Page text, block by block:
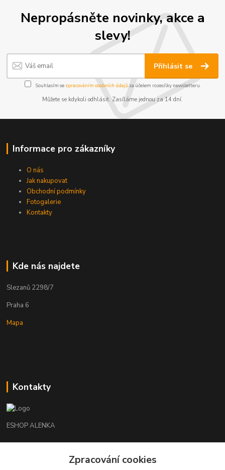
Nepropásněte novinky, akce a
slevy!
Přihlásit se
Souhlasím se zpracováním osobních údajůza účelem rozesílky newsletteru.
Můžete se kdykoli odhlásit. Zasíláme jednou za 14 dní.
Informace pro zákazníky
O nás
Jak nakupovat
Obchodní podmínky
Fotogalerie
Kontakty
Kde nás najdete
Slezanů 2298/7
Praha 6
Mapa
Kontakty
ESHOP ALENKA
+420602541312Zpracování cookies